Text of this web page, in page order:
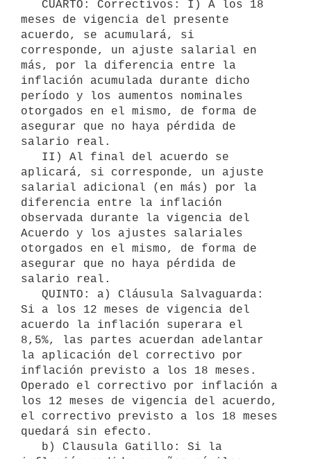
meses de vigencia del presente
acuerdo, se acumulará, si
corresponde, un ajuste salarial en
más, por la diferencia entre la
inflación acumulada durante dicho
período y los aumentos nominales
otorgados en el mismo, de forma de
asegurar que no haya pérdida de
salario real.
aplicará, si corresponde, un ajuste
salarial adicional (en más) por la
diferencia entre la inflación
observada durante la vigencia del
Acuerdo y los ajustes salariales
otorgados en el mismo, de forma de
asegurar que no haya pérdida de
salario real.
Si a los 12 meses de vigencia del
acuerdo la inflación superara el
8,5%, las partes acuerdan adelantar
la aplicación del correctivo por
inflación previsto a los 18 meses.
Operado el correctivo por inflación a
los 12 meses de vigencia del acuerdo,
el correctivo previsto a los 18 meses
quedará sin efecto.